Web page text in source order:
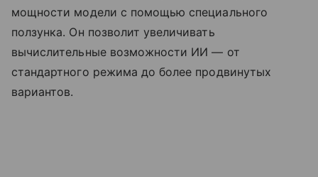
мощности модели с помощью специального
ползунка. Он позволит увеличивать
вычислительные возможности ИИ — от
стандартного режима до более продвинутых
вариантов.